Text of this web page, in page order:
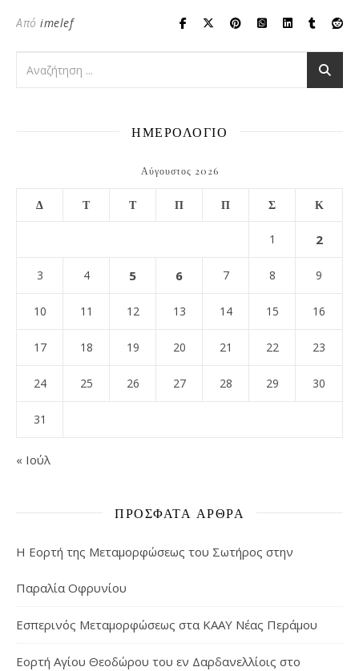
Από imelef
ΗΜΕΡΟΛΟΓΙΟ
Αύγουστος 2026
Δ Τ Τ Π Π Σ Κ
1 2
3 4 5 6 7 8 9
10 11 12 13 14 15 16
17 18 19 20 21 22 23
24 25 26 27 28 29 30
31
« Ιούλ
ΠΡΌΣΦΑΤΑ ΆΡΘΡΑ
Η Εορτή της Μεταμορφώσεως του Σωτήρος στην
Παραλία Οφρυνίου
Εσπερινός Μεταμορφώσεως στα ΚΑΑΥ Νέας Περάμου
Εορτή Αγίου Θεοδώρου του εν Δαρδανελλίοις στο